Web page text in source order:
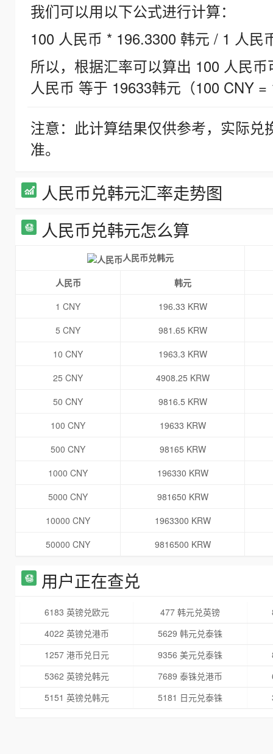
我们可以用以下公式进行计算：
100 人民币 * 196.3300 韩元 / 1 人民
所以，根据汇率可以算出 100 人民
人民币 等于 19633韩元（100 CNY =
注意：此计算结果仅供参考，实际
准。
人民币兑韩元汇率走势图
人民币兑韩元怎么算
人民币兑韩元
人民币
韩元
1 CNY
196.33 KRW
5 CNY
981.65 KRW
10 CNY
1963.3 KRW
25 CNY
4908.25 KRW
50 CNY
9816.5 KRW
100 CNY
19633 KRW
500 CNY
98165 KRW
1000 CNY
196330 KRW
5000 CNY
981650 KRW
10000 CNY
1963300 KRW
50000 CNY
9816500 KRW
用户正在查兑
6183 英镑兑欧元 477 韩元兑英镑
4022 英镑兑港币
5629 韩元兑泰铢
1257 港币兑日元
9356 美元兑泰铢
5362 英镑兑韩元
7689 泰铢兑港币
5151 英镑兑韩元
5181 日元兑泰铢